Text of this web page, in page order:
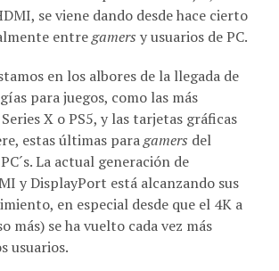
se viene dando desde hace cierto
entre gamers y usuarios de PC.
en los albores de la llegada de
para juegos, como las más
X o PS5, y las tarjetas gráficas
estas últimas para gamers del
La actual generación de
y DisplayPort está alcanzando sus
en especial desde que el 4K a
más) se ha vuelto cada vez más
usuarios.